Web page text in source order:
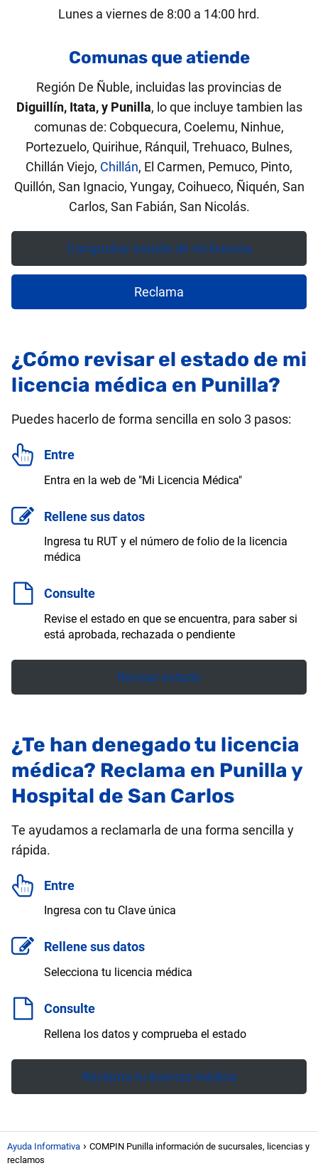
Lunes a viernes de 8:00 a 14:00 hrd.
Comunas que atiende
Región De Ñuble, incluidas las provincias de
Diguillín, Itata, y Punilla, lo que incluye tambien las
comunas de: Cobquecura, Coelemu, Ninhue,
Portezuelo, Quirihue, Ránquil, Trehuaco, Bulnes,
Chillán Viejo, Chillán, El Carmen, Pemuco, Pinto,
Quillón, San Ignacio, Yungay, Coihueco, Ñiquén, San
Carlos, San Fabián, San Nicolás.
Comprobar estado de mi licencia
Reclama
¿Cómo revisar el estado de mi
licencia médica en Punilla?
Puedes hacerlo de forma sencilla en solo 3 pasos:
Entre
Entra en la web de "Mi Licencia Médica"
Rellene sus datos
Ingresa tu RUT y el número de folio de la licencia
médica
Consulte
Revise el estado en que se encuentra, para saber si
está aprobada, rechazada o pendiente
Revisar estado
¿Te han denegado tu licencia
médica? Reclama en Punilla y
Hospital de San Carlos
Te ayudamos a reclamarla de una forma sencilla y
rápida.
Entre
Ingresa con tu Clave única
Rellene sus datos
Selecciona tu licencia médica
Consulte
Rellena los datos y comprueba el estado
Reclama tu licencia médica
Ayuda Informativa
COMPIN Punilla información de sucursales, licencias y
reclamos